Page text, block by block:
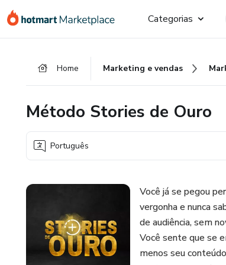
para
para
para
Categorias
Home Marketing e vendas
Método Stories de Ouro
Português
Você já se pegou
vergonha e nunca
de audiência, sem
Você sente que se
menos seu